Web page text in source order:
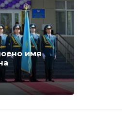
имя